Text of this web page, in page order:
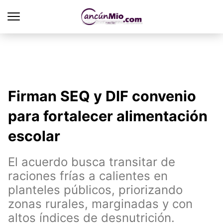
Firman SEQ y DIF convenio
para fortalecer alimentación
escolar
El acuerdo busca transitar de
raciones frías a calientes en
planteles públicos, priorizando
zonas rurales, marginadas y con
altos índices de desnutrición.